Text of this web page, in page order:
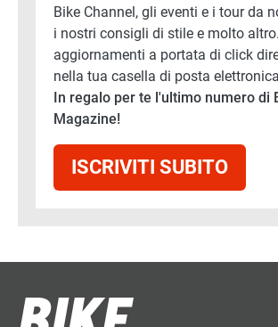
Bike Channel, gli eventi e i tour da
i nostri consigli di stile e molto
aggiornamenti a portata di click
nella tua casella di posta
In regalo per te l'ultimo numero di
Magazine!
ISCRIVITI SUBITO